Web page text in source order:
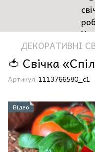
ДЕКОРАТИВНІ
🍅 Свічка
Артикул: 1113766580_c1
Відео